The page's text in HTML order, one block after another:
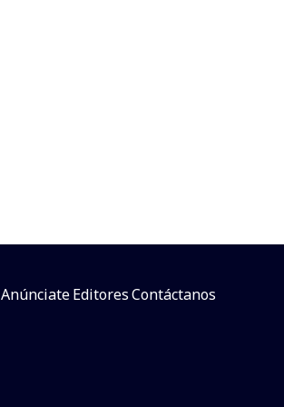
AnúnciateEditoresContáctanos